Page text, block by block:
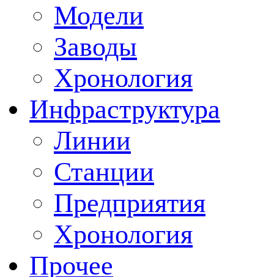
Модели
Заводы
Хронология
Инфраструктура
Линии
Станции
Предприятия
Хронология
Прочее